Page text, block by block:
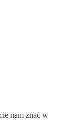
nam znać w